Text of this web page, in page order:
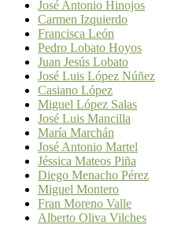
José Antonio Hinojos
Carmen Izquierdo
Francisca León
Pedro Lobato Hoyos
Juan Jesús Lobato
José Luis López Núñez
Casiano López
Miguel López Salas
José Luis Mancilla
María Marchán
José Antonio Martel
Jéssica Mateos Piña
Diego Menacho Pérez
Miguel Montero
Fran Moreno Valle
Alberto Oliva Vilches